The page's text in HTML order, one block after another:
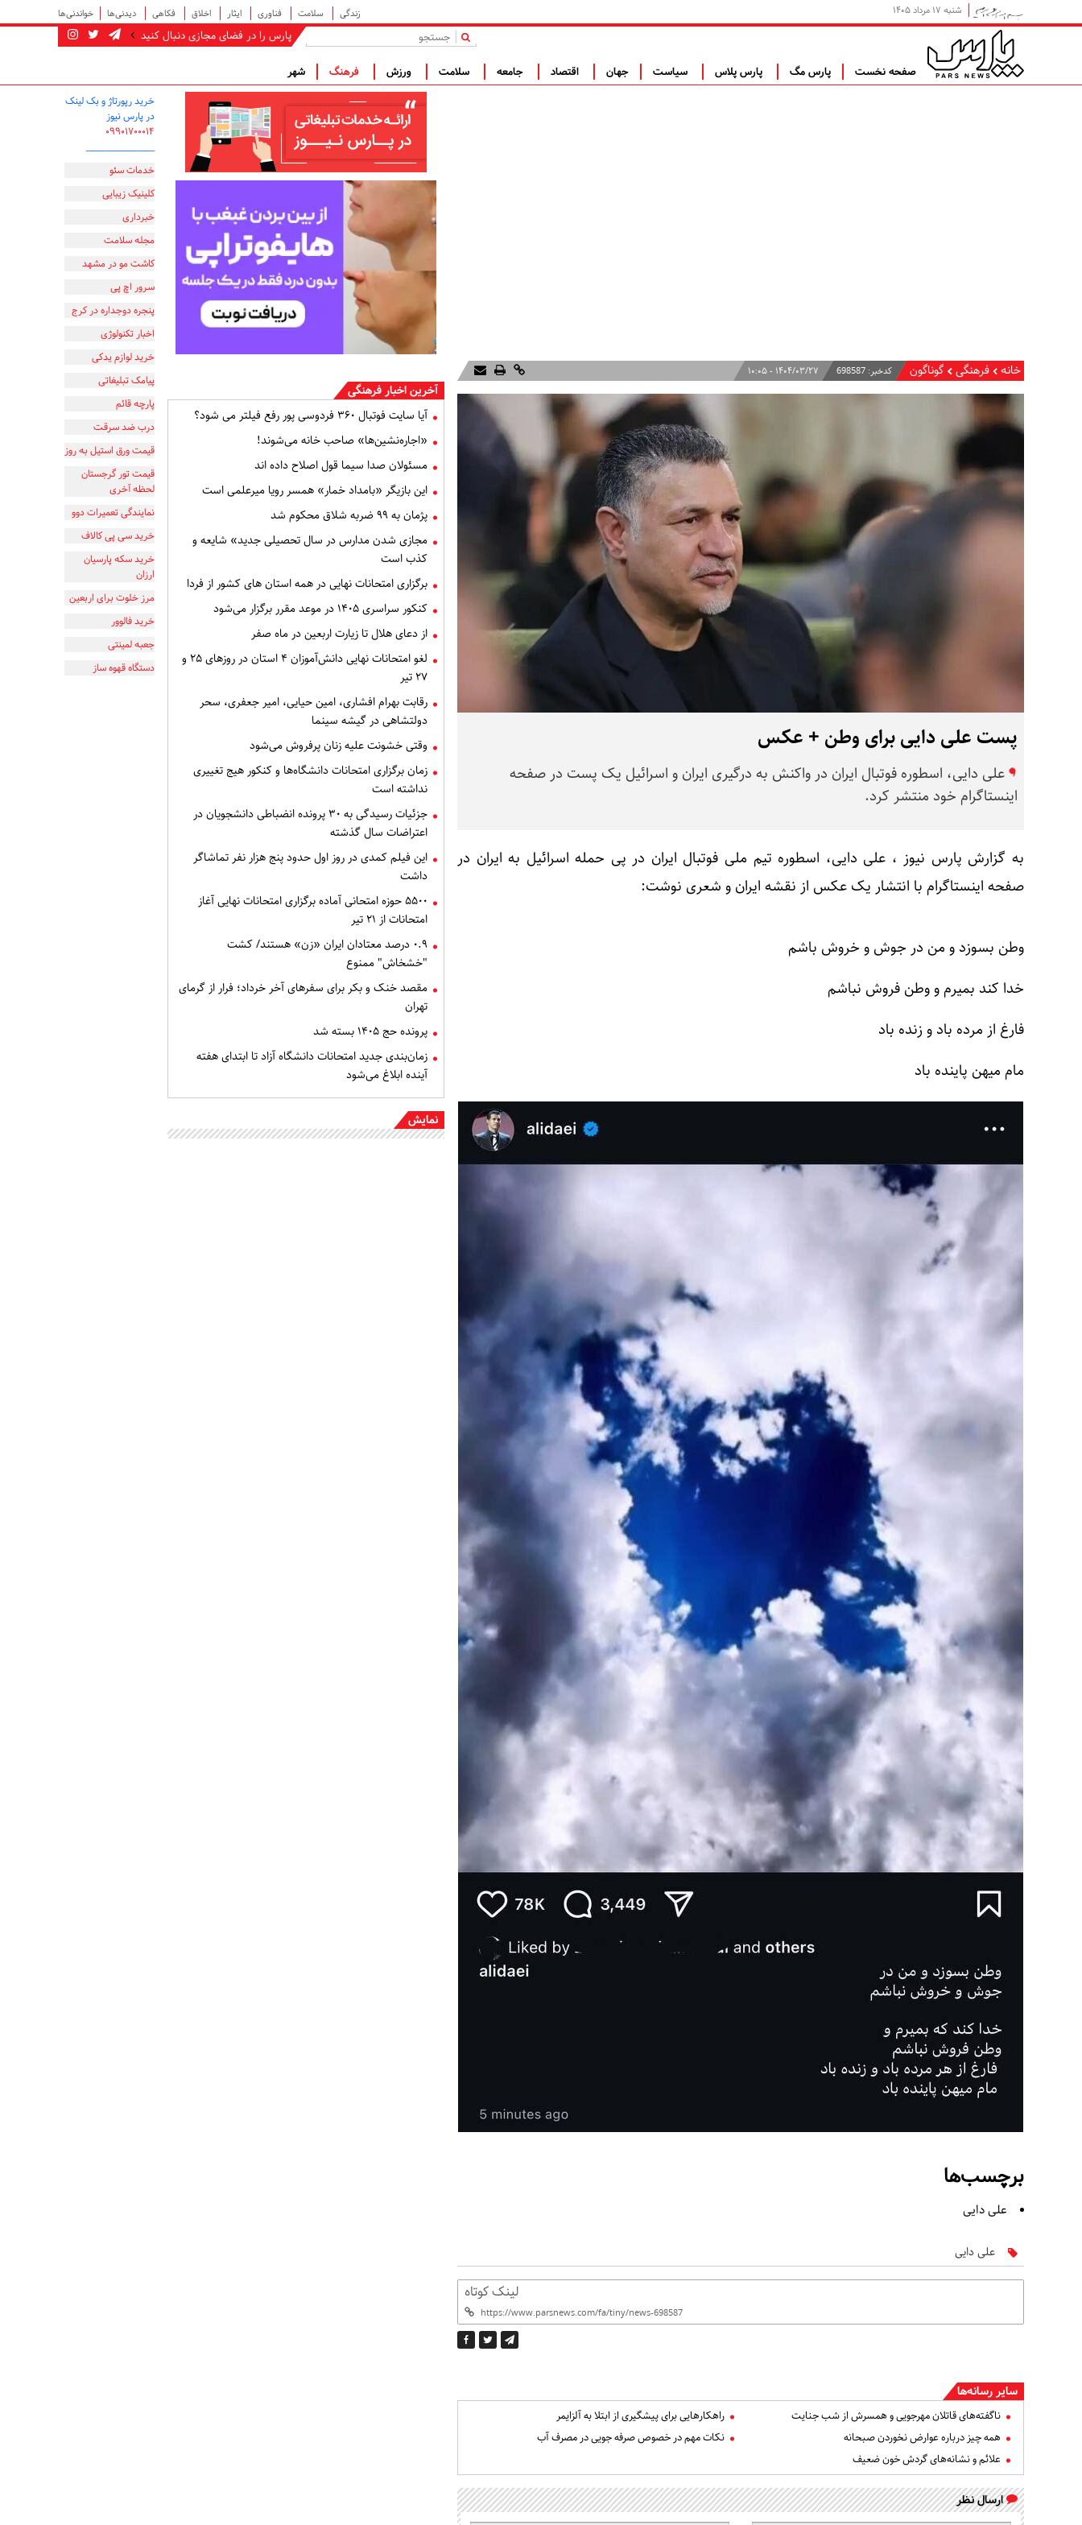
شنبه ۱۷ مرداد ۱۴۰۵ زندگی سلامت فناوری ایثار اخلاق فکاهی دیدنی‌ها خواندنی‌ها
پارس را در فضای مجازی دنبال کنید |
صفحه نخست پارس مگ پارس پلاس سیاست جهان اقتصاد جامعه سلامت ورزش فرهنگ شهر
خانه فرهنگی گوناگون کدخبر: 698587 ۱۴۰۴/۰۳/۲۷ - ۱۰:۰۵
پست علی دایی برای وطن + عکس
علی دایی، اسطوره فوتبال ایران در واکنش به درگیری ایران و اسرائیل یک پست در صفحه
اینستاگرام خود منتشر کرد.
به گزارش پارس نیوز ، علی دایی، اسطوره تیم ملی فوتبال ایران در پی حمله اسرائیل به ایران در
صفحه اینستاگرام با انتشار یک عکس از نقشه ایران و شعری نوشت:
وطن بسوزد و من در جوش و خروش باشم
خدا کند بمیرم و وطن فروش نباشم
فارغ از مرده باد و زنده باد
مام میهن پاینده باد
برچسب‌ها
علی دایی
علی دایی
لینک کوتاه
سایر رسانه‌ها
ناگفته‌های قاتلان مهرجویی و همسرش از شب جنایت
راهکارهایی برای پیشگیری از ابتلا به آلزایمر
همه چیز درباره عوارض نخوردن صبحانه
نکات مهم در خصوص صرفه جویی در مصرف آب
علائم و نشانه‌های گردش خون ضعیف
ارسال نظر
آخرین اخبار فرهنگی
آیا سایت فوتبال ۳۶۰ فردوسی پور رفع فیلتر می شود؟
«اجاره‌نشین‌ها» صاحب خانه می‌شوند!
مسئولان صدا سیما قول اصلاح داده اند
این بازیگر «بامداد خمار» همسر رویا میرعلمی است
پژمان به ۹۹ ضربه شلاق محکوم شد
مجازی شدن مدارس در سال تحصیلی جدید» شایعه و
کذب است
برگزاری امتحانات نهایی در همه استان های کشور از فردا
کنکور سراسری ۱۴۰۵ در موعد مقرر برگزار می‌شود
از دعای هلال تا زیارت اربعین در ماه صفر
لغو امتحانات نهایی دانش‌آموزان ۴ استان در روزهای ۲۵ و
۲۷ تیر
رقابت بهرام افشاری، امین حیایی، امیر جعفری، سحر
دولتشاهی در گیشه سینما
وقتی خشونت علیه زنان پرفروش می‌شود
زمان برگزاری امتحانات دانشگاه‌ها و کنکور هیج تغییری
نداشته است
جزئیات رسیدگی به ۳۰ پرونده انضباطی دانشجویان در
اعتراضات سال گذشته
این فیلم کمدی در روز اول حدود پنج هزار نفر تماشاگر
داشت
۵۵۰۰ حوزه امتحانی آماده برگزاری امتحانات نهایی آغاز
امتحانات از ۲۱ تیر
۰.۹ درصد معتادان ایران «زن» هستند/ کشت
"خشخاش" ممنوع
مقصد خنک و بکر برای سفرهای آخر خرداد؛ فرار از گرمای
تهران
پرونده حج ۱۴۰۵ بسته شد
زمان‌بندی جدید امتحانات دانشگاه آزاد تا ابتدای هفته
آینده ابلاغ می‌شود
نمایش
خرید رپورتاژ و بک لینک
در پارس نیوز
۰۹۹۰۱۷۰۰۰۱۴
_________________
خدمات سئو
کلینیک زیبایی
خبرداری
مجله سلامت
کاشت مو در مشهد
سرور اچ پی
پنجره دوجداره در کرج
اخبار تکنولوژی
خرید لوازم یدکی
پیامک تبلیغاتی
پارچه قائم
درب ضد سرقت
قیمت ورق استیل به روز
قیمت تور گرجستان
لحظه آخری
نمایندگی تعمیرات دوو
خرید سی پی کالاف
خرید سکه پارسیان
ارزان
مرز خلوت برای اربعین
خرید فالوور
جعبه لمینتی
دستگاه قهوه ساز